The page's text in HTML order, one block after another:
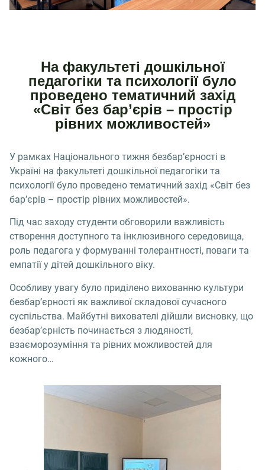
На факультеті дошкільної
педагогіки та психології було
проведено тематичний захід
«Світ без бар’єрів – простір
рівних можливостей»
У рамках Національного тижня безбар’єрності в
Україні на факультеті дошкільної педагогіки та
психології було проведено тематичний захід «Світ без
бар’єрів – простір рівних можливостей».
Під час заходу студенти обговорили важливість
створення доступного та інклюзивного середовища,
роль педагога у формуванні толерантності, поваги та
емпатії у дітей дошкільного віку.
Особливу увагу було приділено вихованню культури
безбар’єрності як важливої складової сучасного
суспільства. Майбутні вихователі дійшли висновку, що
безбар’єрність починається з людяності,
взаєморозуміння та рівних можливостей для
кожного…